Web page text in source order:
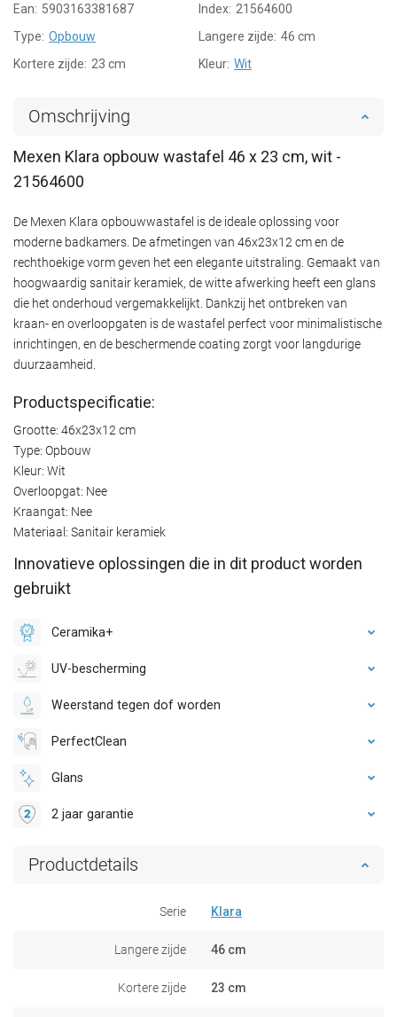
Ean: 5903163381687 Index: 21564600
Type: Opbouw Langere zijde: 46 cm
Kortere zijde: 23 cm Kleur: Wit
Omschrijving
Mexen Klara opbouw wastafel 46 x 23 cm, wit -
21564600
De Mexen Klara opbouwwastafel is de ideale oplossing voor
moderne badkamers. De afmetingen van 46x23x12 cm en de
rechthoekige vorm geven het een elegante uitstraling. Gemaakt van
hoogwaardig sanitair keramiek, de witte afwerking heeft een glans
die het onderhoud vergemakkelijkt. Dankzij het ontbreken van
kraan- en overloopgaten is de wastafel perfect voor minimalistische
inrichtingen, en de beschermende coating zorgt voor langdurige
duurzaamheid.
Productspecificatie:
Grootte: 46x23x12 cm
Type: Opbouw
Kleur: Wit
Overloopgat: Nee
Kraangat: Nee
Materiaal: Sanitair keramiek
Innovatieve oplossingen die in dit product worden
gebruikt
Ceramika+
UV-bescherming
Weerstand tegen dof worden
PerfectClean
Glans
2 jaar garantie
Productdetails
Serie Klara
Langere zijde 46 cm
Kortere zijde 23 cm